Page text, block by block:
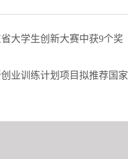
大学生创新大赛中获9个奖
业训练计划项目拟推荐国家